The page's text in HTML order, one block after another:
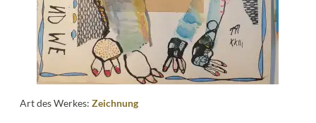
Art des Werkes:Zeichnung